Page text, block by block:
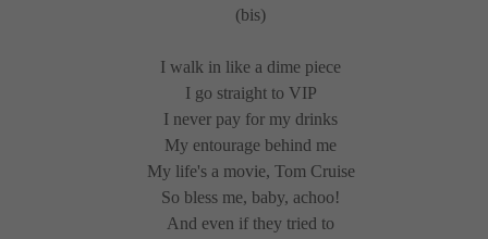
(bis)
I walk in like a dime piece
I go straight to VIP
I never pay for my drinks
My entourage behind me
My life's a movie, Tom Cruise
So bless me, baby, achoo!
And even if they tried to